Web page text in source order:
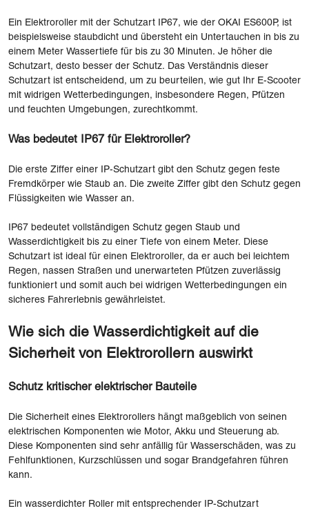
Ein Elektroroller mit der Schutzart IP67, wie der OKAI ES600P, ist
beispielsweise staubdicht und übersteht ein Untertauchen in bis zu
einem Meter Wassertiefe für bis zu 30 Minuten. Je höher die
Schutzart, desto besser der Schutz. Das Verständnis dieser
Schutzart ist entscheidend, um zu beurteilen, wie gut Ihr E-Scooter
mit widrigen Wetterbedingungen, insbesondere Regen, Pfützen
und feuchten Umgebungen, zurechtkommt.
Was bedeutet IP67 für Elektroroller?
Die erste Ziffer einer IP-Schutzart gibt den Schutz gegen feste
Fremdkörper wie Staub an. Die zweite Ziffer gibt den Schutz gegen
Flüssigkeiten wie Wasser an.
IP67 bedeutet vollständigen Schutz gegen Staub und
Wasserdichtigkeit bis zu einer Tiefe von einem Meter. Diese
Schutzart ist ideal für einen Elektroroller, da er auch bei leichtem
Regen, nassen Straßen und unerwarteten Pfützen zuverlässig
funktioniert und somit auch bei widrigen Wetterbedingungen ein
sicheres Fahrerlebnis gewährleistet.
Wie sich die Wasserdichtigkeit auf die
Sicherheit von Elektrorollern auswirkt
Schutz kritischer elektrischer Bauteile
Die Sicherheit eines Elektrorollers hängt maßgeblich von seinen
elektrischen Komponenten wie Motor, Akku und Steuerung ab.
Diese Komponenten sind sehr anfällig für Wasserschäden, was zu
Fehlfunktionen, Kurzschlüssen und sogar Brandgefahren führen
kann.
Ein wasserdichter Roller mit entsprechender IP-Schutzart